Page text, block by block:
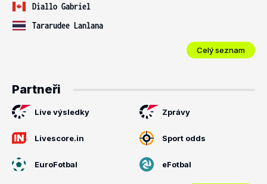
Diallo Gabriel
Tararudee Lanlana
Celý seznam
Partneři
Live výsledky Zprávy
Livescore.in Sport odds
EuroFotbal eFotbal